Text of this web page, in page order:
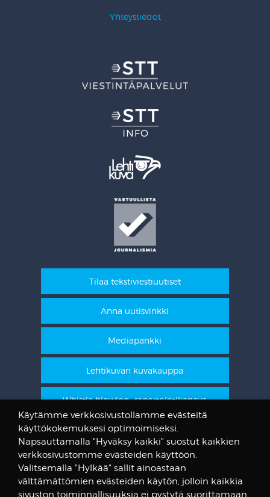
Yhteystiedot
Tilaa tekstiviestiuutiset
Anna uutisvinkki
Mediapankki
Lehtikuvan kuvakauppa
Whistle blowing -raportointikanava
STT Info
Lehtikuvan vanhat kuvat
@STTuutiset
@STTinfo
Käytämme verkkosivustollamme evästeitä
käyttökokemuksesi optimoimiseksi.
Napsauttamalla "Hyväksy kaikki" suostut kaikkien
verkkosivustomme evästeiden käyttöön.
Valitsemalla "Hylkää" sallit ainoastaan
välttämättömien evästeiden käytön, jolloin kaikkia
sivuston toiminnallisuuksia ei pystytä suorittamaan.